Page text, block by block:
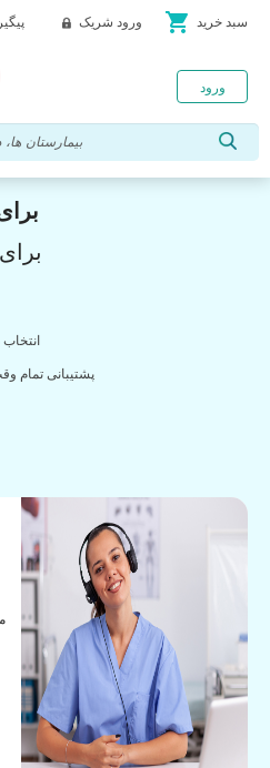
ورود شریک shopping_cart سبد خرید
ورود
پشتیبانی تمام